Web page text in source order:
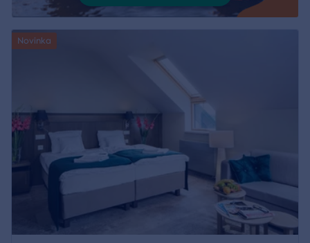
Novinka